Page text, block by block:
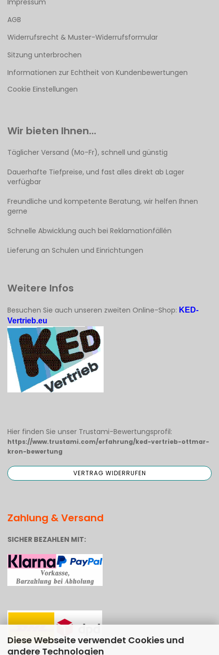
Diese Webseite verwendet Cookies und
andere Technologien
Impressum
AGB
Widerrufsrecht & Muster-Widerrufsformular
Sitzung unterbrochen
Informationen zur Echtheit von Kundenbewertungen
Cookie Einstellungen
Wir bieten Ihnen...
Täglicher Versand (Mo-Fr), schnell und günstig
Dauerhafte Tiefpreise, und fast alles direkt ab Lager
verfügbar
Freundliche und kompetente Beratung, wir helfen Ihnen
gerne
Schnelle Abwicklung auch bei Reklamationfällén
Lieferung an Schulen und Einrichtungen
Weitere Infos
Besuchen Sie auch unseren zweiten Online-Shop: KED-
Vertrieb.eu
Hier finden Sie unser Trustami-Bewertungsprofil:
https://www.trustami.com/erfahrung/ked-vertrieb-ottmar-
kron-bewertung
Zahlung & Versand
SICHER BEZAHLEN MIT: